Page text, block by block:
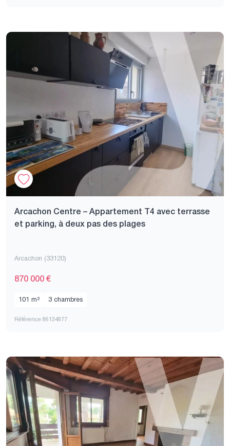
Arcachon Centre – Appartement T4 avec terrasse
et parking, à deux pas des plages
Arcachon (33120)
870 000 €
101 m² 3 chambres
Référence 86134877